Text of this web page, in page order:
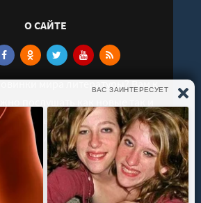
О САЙТЕ
мира литературы? Вам к
Выбрать и поделиться с
лучшими аудиокнигами!